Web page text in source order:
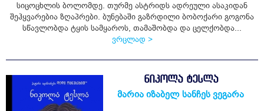
სიცოცხლის ბოლომდე. თურმე ასტრიდს ადრეული ასაკიდან
შეჰყვარებია ზღაპრები. ბუნებაში გაზრდილი ბობოქარი გოგონა
სწავლობდა ტყის სამყაროს, თამაშობდა და ცელქობდა...
ვრცლად >
ᲜᲘᲙᲝᲚᲐ ᲢᲔᲡᲚᲐ
მარია იზაბელ სანჩეს ვეგარა